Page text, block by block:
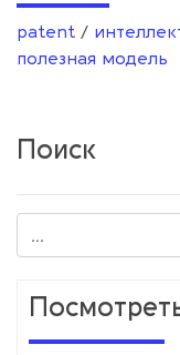
patent /
полезная модель
Поиск